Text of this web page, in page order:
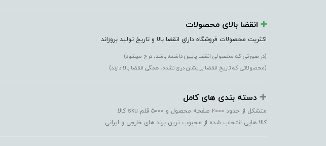
➕️ انقضا بالای محصولات
اکثریت محصولات فروشگاه دارای انقضا بالا و تاریخ تولید بروزاند
(در صورتی که محصولی انقضا پایین داشته باشد، درج میشود)
(محصولاتی که تاریخ انقضا برایشان درج نشده، همگی انقضا بالا دارند)
➕️ دسته بندی های کامل
متشکل از حدود ۲۰۰۰ صفحه محصول و ۵۰۰۰ قلم sku کالا
کالا هایی انتخاب شده از محبوب ترین برند های خارجی و ایرانی